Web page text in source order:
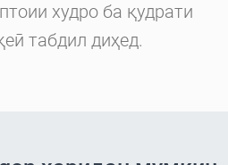
худро ба қудрати
табдил диҳед.